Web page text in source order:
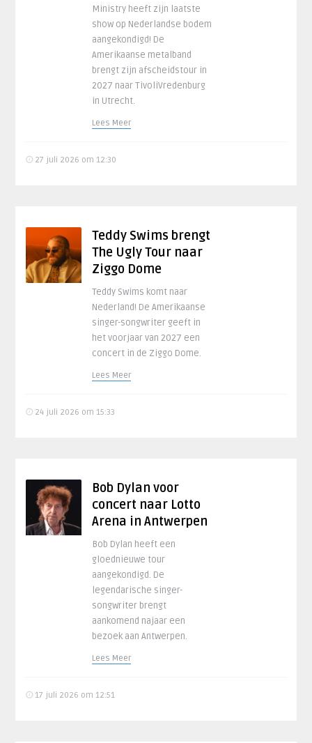
Ministry heeft zijn laatste
show op Nederlandse bodem
aangekondigd! De
Amerikaanse metalband
brengt zijn afscheidstour in
2027 naar TivoliVredenburg
in Utrecht.
Lees Meer
27 juli 2026 om 12:30
Teddy Swims brengt
The Ugly Tour naar
Ziggo Dome
Teddy Swims komt naar
Nederland! De Amerikaanse
singer-songwriter geeft in
het voorjaar van 2027 een
concert in de Ziggo Dome.
Lees Meer
24 juli 2026 om 15:33
Bob Dylan voor
concert naar Lotto
Arena in Antwerpen
Bob Dylan heeft een
gloednieuwe tour
aangekondigd. De
legendarische singer-
songwriter brengt
aankomend najaar een
bezoek aan Antwerpen.
Lees Meer
17 juli 2026 om 12:51